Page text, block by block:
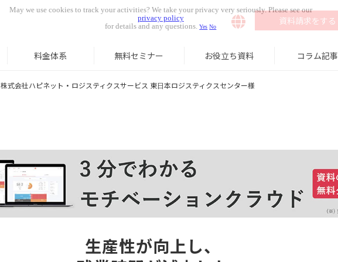
資料請求をする
料金体系 無料セミナー お役立ち資料 コラム記事
株式会社ハピネット・ロジスティクスサービス 東⽇本ロジスティクスセンター様
⽣産性が向上し、
May we use cookies to track your activities? We take your privacy very seriously. Please see our
privacy policy
for details and any questions.Yes No